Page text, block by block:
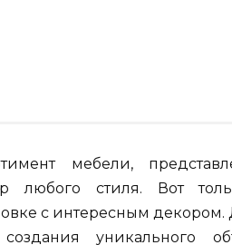
мебели,
любого стиля. Вот
с интересным
создания